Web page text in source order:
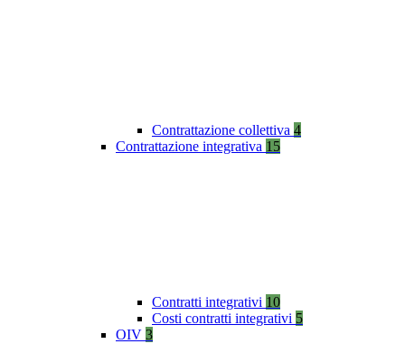
Contrattazione collettiva 4
Contrattazione integrativa 15
Contratti integrativi 10
Costi contratti integrativi 5
OIV 3